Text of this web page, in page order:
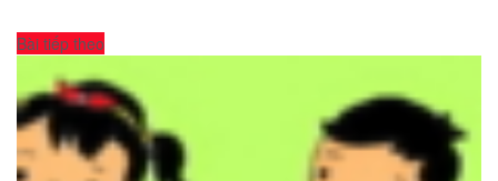
Bài tiếp theo